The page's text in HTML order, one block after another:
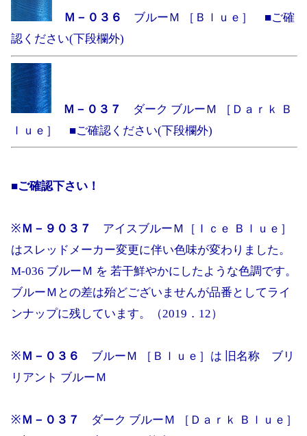
Ｍ－０３６
ブルーＭ ［Ｂｌｕｅ］ ■ご確
認ください(下段欄外)
Ｍ－０３７
ダーク ブルーＭ ［Ｄａｒｋ Ｂ
ｌｕｅ］ ■ご確認ください(下段欄外)
■ご確認下さい！
※ Ｍ－９０３７
アイスブルーＭ［Ｉｃｅ Ｂｌｕｅ］
はスレッドメーカー変更に伴い色味が変わりました。
M-036 ブルーＭ を 若干鮮やかにしたような色調です。
ブルーＭとの差は殆どございませんが品番としてライ
ンナップに残しています。（2019．12）
※ Ｍ－０３６
ブルーＭ ［Ｂｌｕｅ］は 旧名称 ブリ
リアント ブルーＭ
※ Ｍ－０３７
ダーク ブルーＭ ［Ｄａｒｋ Ｂｌｕｅ］